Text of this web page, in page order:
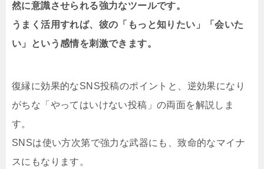
然に意識させられる強力なツールです。
うまく活用すれば、彼の「もっと知りたい」「会いた
い」という感情を刺激できます。
復縁に効果的なSNS投稿のポイントと、逆効果になり
がちな「やってはいけない投稿」の両面を解説しま
す。
SNSは使い方次第で強力な武器にも、致命的なマイナ
スにもなります。